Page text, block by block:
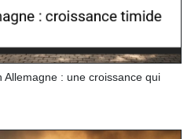
: une croissance qui